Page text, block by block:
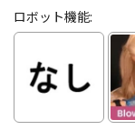
ロボット機能: